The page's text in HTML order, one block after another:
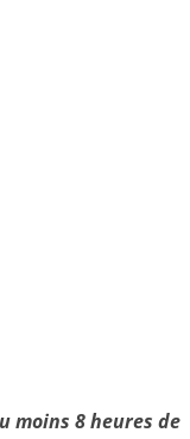
moins 8 heures de